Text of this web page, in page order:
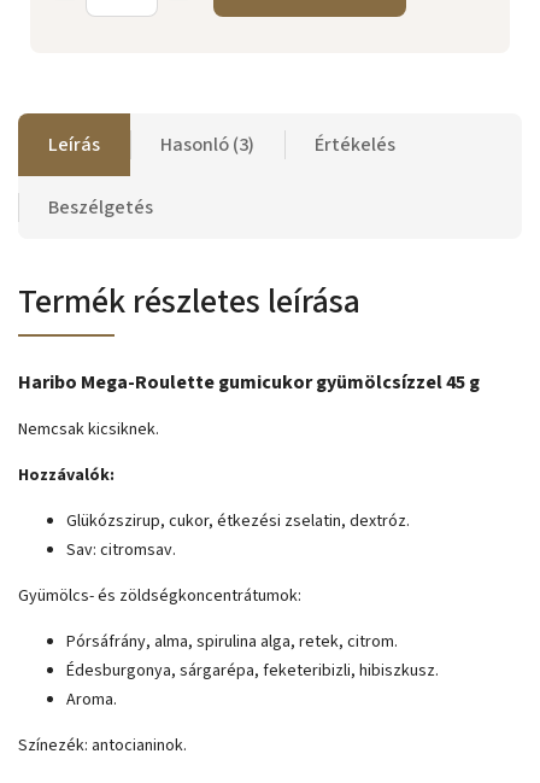
Leírás Hasonló (3) Értékelés
Beszélgetés
Termék részletes leírása
Haribo Mega-Roulette gumicukor gyümölcsízzel 45 g
Nemcsak kicsiknek.
Hozzávalók:
Glükózszirup, cukor, étkezési zselatin, dextróz.
Sav: citromsav.
Gyümölcs- és zöldségkoncentrátumok:
Pórsáfrány, alma, spirulina alga, retek, citrom.
Édesburgonya, sárgarépa, feketeribizli, hibiszkusz.
Aroma.
Színezék: antocianinok.